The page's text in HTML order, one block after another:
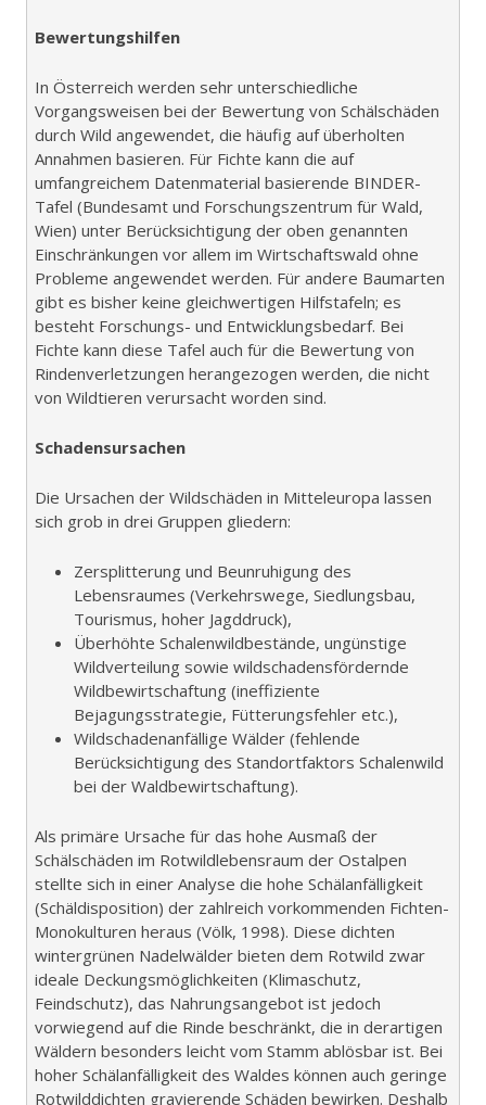
Bewertungshilfen
In Österreich werden sehr unterschiedliche
Vorgangsweisen bei der Bewertung von Schälschäden
durch Wild angewendet, die häufig auf überholten
Annahmen basieren. Für Fichte kann die auf
umfangreichem Datenmaterial basierende BINDER-
Tafel (Bundesamt und Forschungszentrum für Wald,
Wien) unter Berücksichtigung der oben genannten
Einschränkungen vor allem im Wirtschaftswald ohne
Probleme angewendet werden. Für andere Baumarten
gibt es bisher keine gleichwertigen Hilfstafeln; es
besteht Forschungs- und Entwicklungsbedarf. Bei
Fichte kann diese Tafel auch für die Bewertung von
Rindenverletzungen herangezogen werden, die nicht
von Wildtieren verursacht worden sind.
Schadensursachen
Die Ursachen der Wildschäden in Mitteleuropa lassen
sich grob in drei Gruppen gliedern:
Zersplitterung und Beunruhigung des
Lebensraumes (Verkehrswege, Siedlungsbau,
Tourismus, hoher Jagddruck),
Überhöhte Schalenwildbestände, ungünstige
Wildverteilung sowie wildschadensfördernde
Wildbewirtschaftung (ineffiziente
Bejagungsstrategie, Fütterungsfehler etc.),
Wildschadenanfällige Wälder (fehlende
Berücksichtigung des Standortfaktors Schalenwild
bei der Waldbewirtschaftung).
Als primäre Ursache für das hohe Ausmaß der
Schälschäden im Rotwildlebensraum der Ostalpen
stellte sich in einer Analyse die hohe Schälanfälligkeit
(Schäldisposition) der zahlreich vorkommenden Fichten-
Monokulturen heraus (Völk, 1998). Diese dichten
wintergrünen Nadelwälder bieten dem Rotwild zwar
ideale Deckungsmöglichkeiten (Klimaschutz,
Feindschutz), das Nahrungsangebot ist jedoch
vorwiegend auf die Rinde beschränkt, die in derartigen
Wäldern besonders leicht vom Stamm ablösbar ist. Bei
hoher Schälanfälligkeit des Waldes können auch geringe
Rotwilddichten gravierende Schäden bewirken. Deshalb